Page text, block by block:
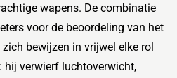
wapens. De combinatie
voor de beoordeling van het
bewijzen in vrijwel elke rol
hij verwierf luchtoverwicht,